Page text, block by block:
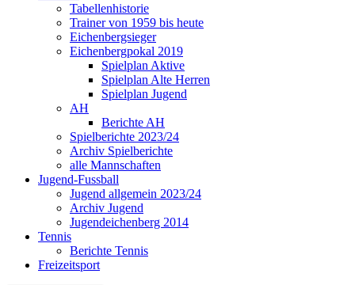
Tabellenhistorie
Trainer von 1959 bis heute
Eichenbergsieger
Eichenbergpokal 2019
Spielplan Aktive
Spielplan Alte Herren
Spielplan Jugend
AH
Berichte AH
Spielberichte 2023/24
Archiv Spielberichte
alle Mannschaften
Jugend-Fussball
Jugend allgemein 2023/24
Archiv Jugend
Jugendeichenberg 2014
Tennis
Berichte Tennis
Freizeitsport